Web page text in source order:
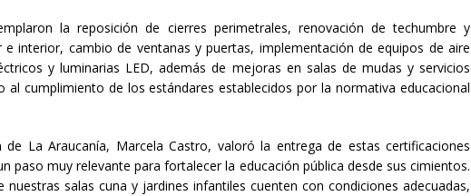
la reposición de cierres perimetrales, renovación de techumbre y
interior, cambio de ventanas y puertas, implementación de equipos de aire
y luminarias LED, además de mejoras en salas de mudas y servicios
al cumplimiento de los estándares establecidos por la normativa educacional
de La Araucanía, Marcela Castro, valoró la entrega de estas certificaciones
paso muy relevante para fortalecer la educación pública desde sus cimientos.
nuestras salas cuna y jardines infantiles cuenten con condiciones adecuadas,